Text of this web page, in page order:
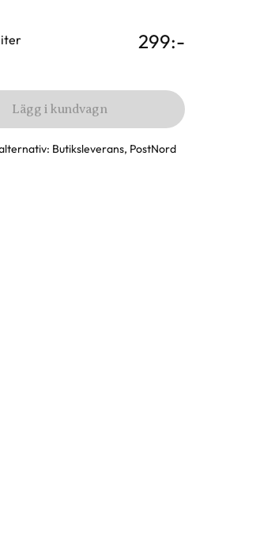
299:-
Lägg i kundvagn
Butiksleverans, PostNord